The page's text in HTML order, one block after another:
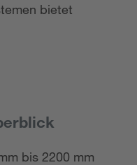
bietet
bis 2200 mm